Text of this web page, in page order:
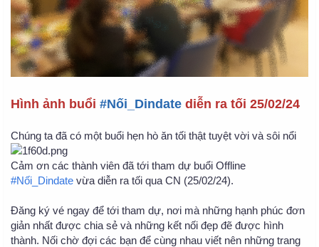
Hình ảnh buổi #Nối_Dindate diễn ra tối 25/02/24
Chúng ta đã có một buổi hẹn hò ăn tối thật tuyệt vời và sôi nổi
Cảm ơn các thành viên đã tới tham dự buổi Offline
#Nối_Dindate vừa diễn ra tối qua CN (25/02/24).
Đăng ký vé ngay để tới tham dự, nơi mà những hạnh phúc đơn
giản nhất được chia sẻ và những kết nối đẹp đẽ được hình
thành. Nối chờ đợi các bạn để cùng nhau viết nên những trang